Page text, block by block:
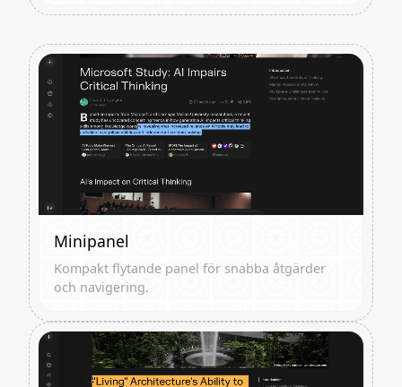
Minipanel
Kompakt flytande panel för snabba åtgärder
och navigering.